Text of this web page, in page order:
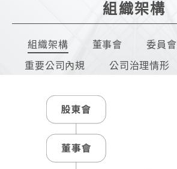
組織架構
組織架構 董事會 委員會
重要公司內規 公司治理情形